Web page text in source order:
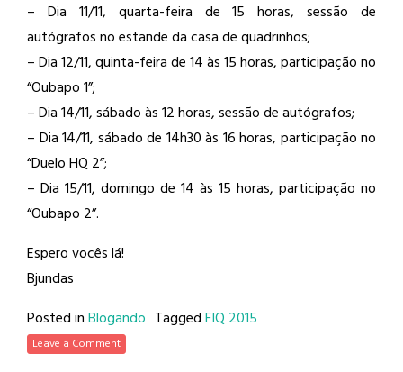
– Dia 11/11, quarta-feira de 15 horas, sessão de
autógrafos no estande da casa de quadrinhos;
– Dia 12/11, quinta-feira de 14 às 15 horas, participação no
“Oubapo 1”;
– Dia 14/11, sábado às 12 horas, sessão de autógrafos;
– Dia 14/11, sábado de 14h30 às 16 horas, participação no
“Duelo HQ 2”;
– Dia 15/11, domingo de 14 às 15 horas, participação no
“Oubapo 2”.
Espero vocês lá!
Bjundas
Posted inBlogando TaggedFIQ 2015
Leave a Comment